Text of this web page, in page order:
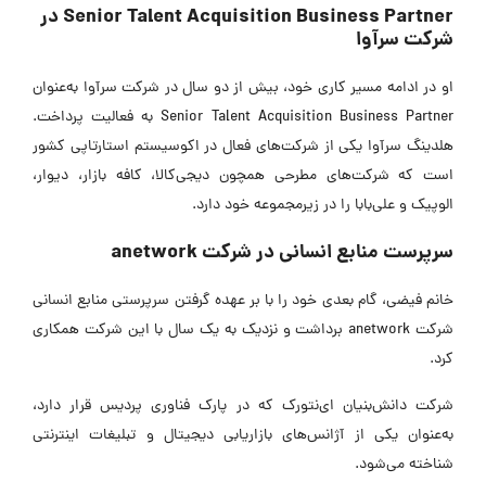
Senior Talent Acquisition Business Partner در
شرکت سرآوا
او در ادامه مسیر کاری خود، بیش از دو سال در شرکت سرآوا به‌عنوان
Senior Talent Acquisition Business Partner به فعالیت پرداخت.
هلدینگ سرآوا یکی از شرکت‌های فعال در اکوسیستم استارتاپی کشور
است که شرکت‌های مطرحی همچون دیجی‌کالا، کافه بازار، دیوار،
الوپیک و علی‌بابا را در زیرمجموعه خود دارد.
سرپرست منابع انسانی در شرکت anetwork
خانم فیضی، گام بعدی خود را با بر عهده گرفتن سرپرستی منابع انسانی
شرکت anetwork برداشت و نزدیک به یک سال با این شرکت همکاری
کرد.
شرکت دانش‌بنیان ای‌نتورک که در پارک فناوری پردیس قرار دارد،
به‌عنوان یکی از آژانس‌های بازاریابی دیجیتال و تبلیغات اینترنتی
شناخته می‌شود.